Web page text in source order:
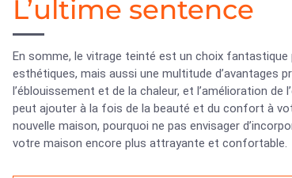
L’ultime sentence
En somme, le vitrage teinté est un choix
esthétiques, mais aussi une multitude d’avantages
l’éblouissement et de la chaleur, et l’amélioration
peut ajouter à la fois de la beauté et du confort à
nouvelle maison, pourquoi ne pas envisager
votre maison encore plus attrayante et confortable.